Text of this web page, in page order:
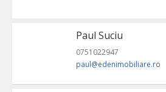
Paul Suciu
0751022947
paul@edenimobiliare.ro